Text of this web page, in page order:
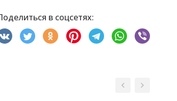
в соцсетях: